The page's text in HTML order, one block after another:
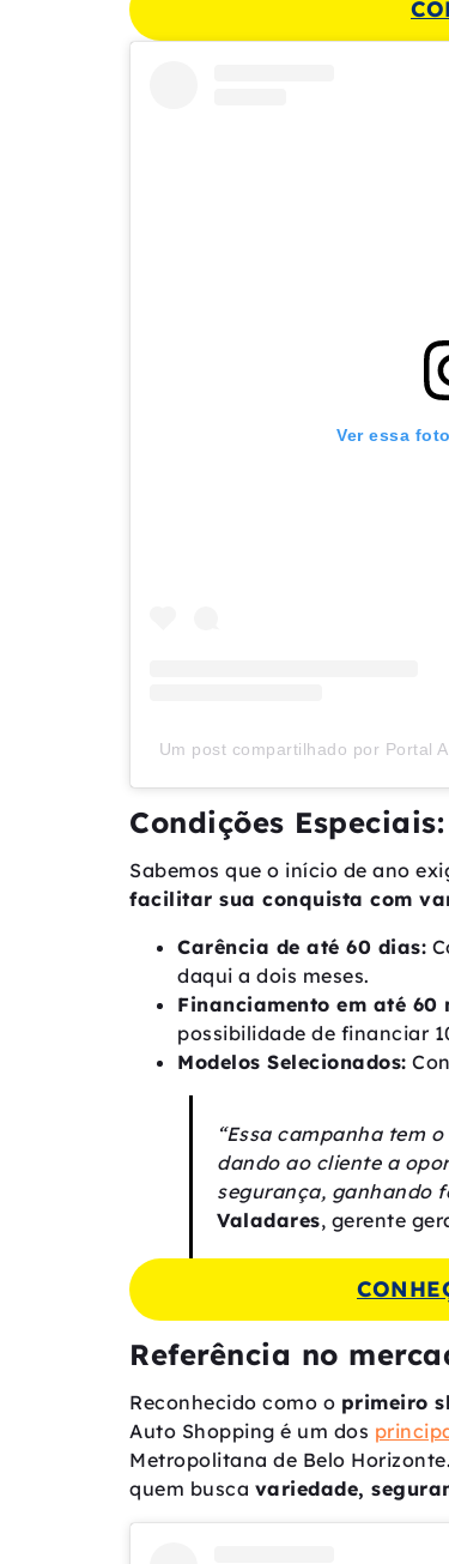
Ver essa
Um post compartilhado por Portal
Condições
Sabemos que o início de ano
facilitar sua conquista com
Carência de até 60 dias:
daqui a dois meses.
Financiamento em até 60
possibilidade de financiar
Modelos Selecionados:
“Essa campanha tem
dando ao cliente a
segurança, ganhando
Valadares, gerente
Referência no
Reconhecido como o primeiro
Auto Shopping é um dos
Metropolitana de Belo
quem busca variedade,